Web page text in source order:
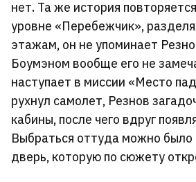
нет. Та же история
уровне «Перебежчик»,
этажам, он не упоминает
Боумэном вообще его не
наступает в миссии «Место
рухнул самолет, Резнов
кабины, после чего вдруг
Выбраться оттуда можно было
дверь, которую по сюжету